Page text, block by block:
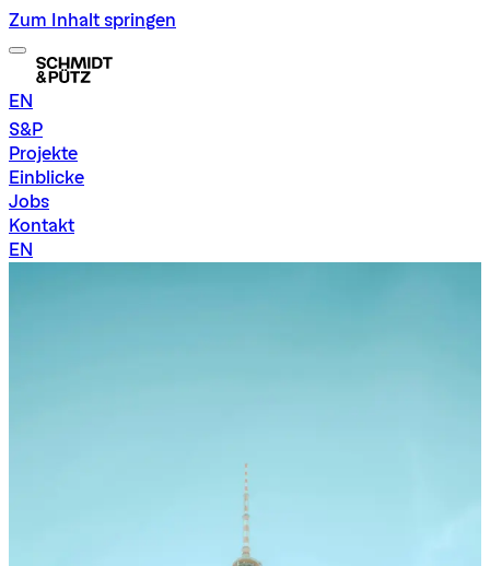
Zum Inhalt springen
EN
S&P
Projekte
Einblicke
Jobs
Kontakt
EN